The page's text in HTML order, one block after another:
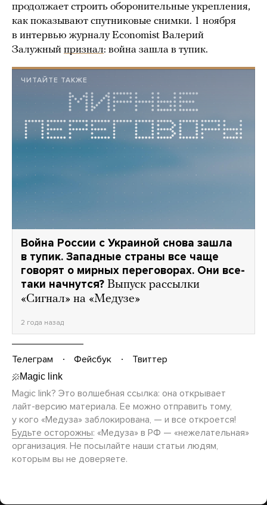
продолжает строить оборонительные укрепления,
как показывают спутниковые снимки. 1 ноября
в интервью журналу Economist Валерий
Залужный признал: война зашла в тупик.
ЧИТАЙТЕ ТАКЖЕ
Война России с Украиной снова зашла
в тупик. Западные страны все чаще
говорят о мирных переговорах. Они все-
таки начнутся? Выпуск рассылки
«Сигнал» на «Медузе»
2 года назад
Телеграм Фейсбук Твиттер
Magic link? Это волшебная ссылка: она открывает
лайт-версию материала. Ее можно отправить тому,
у кого «Медуза» заблокирована, — и все откроется!
Будьте осторожны: «Медуза» в РФ — «нежелательная»
организация. Не посылайте наши статьи людям,
которым вы не доверяете.